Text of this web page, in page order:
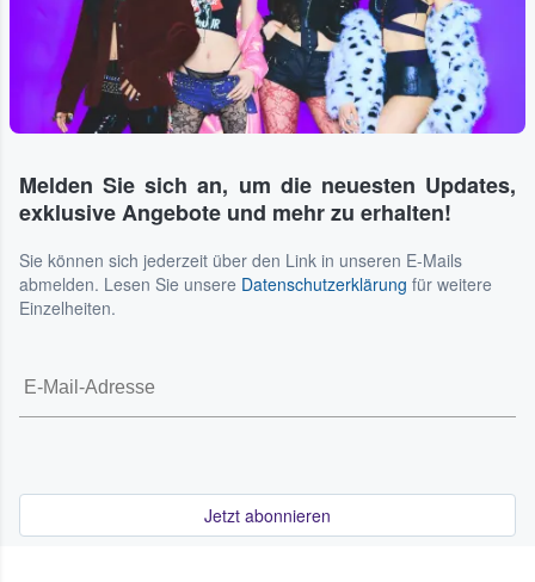
Melden Sie sich an, um die neuesten Updates,
exklusive Angebote und mehr zu erhalten!
Sie können sich jederzeit über den Link in unseren E-Mails
abmelden. Lesen Sie unsere Datenschutzerklärung für weitere
Einzelheiten.
Jetzt abonnieren